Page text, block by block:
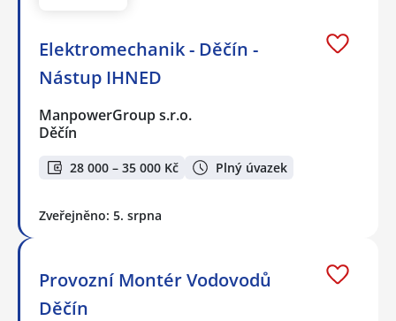
Elektromechanik - Děčín -
Nástup IHNED
ManpowerGroup s.r.o.
Děčín
28 000 – 35 000 Kč Plný úvazek
Zveřejněno: 5. srpna
Provozní Montér Vodovodů
Děčín